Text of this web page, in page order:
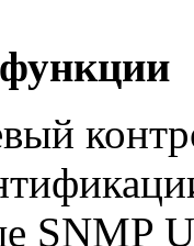
SNMP